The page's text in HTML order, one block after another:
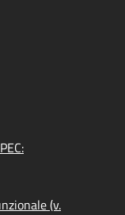
(v.